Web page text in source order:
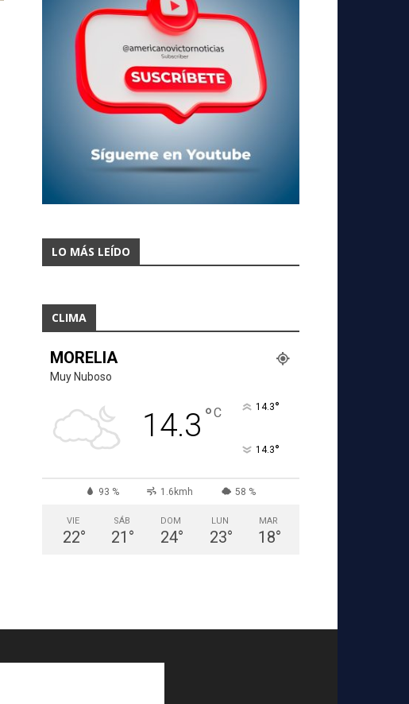
LO MÁS LEÍDO
CLIMA
MORELIA
Muy Nuboso
14.3 °C 14.3°
14.3°
93 % 1.6kmh 58 %
VIE
22°
SÁB
21 °
DOM
24°
LUN
23°
MAR
18°